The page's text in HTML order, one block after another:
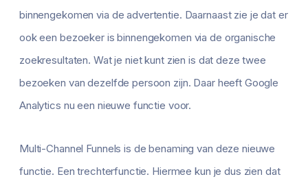
binnengekomen via de advertentie. Daarnaast zie je dat er
ook een bezoeker is binnengekomen via de organische
zoekresultaten. Wat je niet kunt zien is dat deze twee
bezoeken van dezelfde persoon zijn. Daar heeft Google
Analytics nu een nieuwe functie voor.
Multi-Channel Funnels is de benaming van deze nieuwe
functie. Een trechterfunctie. Hiermee kun je dus zien dat